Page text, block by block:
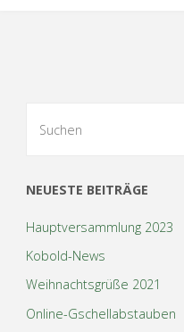
NEUESTE BEITRÄGE
Hauptversammlung 2023
Kobold-News
Weihnachtsgrüße 2021
Online-Gschellabstauben